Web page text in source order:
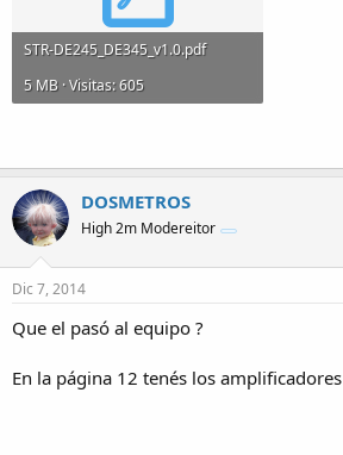
STR-DE245_DE345_v1.0.pdf
5 MB · Visitas: 605
DOSMETROS
High 2m Modereitor
Dic 7, 2014
Que el pasó al equipo ?
En la página 12 tenés los amplificadores